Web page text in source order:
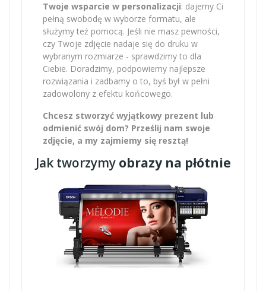
Twoje wsparcie w personalizacji: dajemy Ci
pełną swobodę w wyborze formatu, ale
służymy też pomocą. Jeśli nie masz pewności,
czy Twoje zdjęcie nadaje się do druku w
wybranym rozmiarze - sprawdzimy to dla
Ciebie. Doradzimy, podpowiemy najlepsze
rozwiązania i zadbamy o to, byś był w pełni
zadowolony z efektu końcowego.
Chcesz stworzyć wyjątkowy prezent lub
odmienić swój dom? Prześlij nam swoje
zdjęcie, a my zajmiemy się resztą!
Jak tworzymyobrazy na płótnie